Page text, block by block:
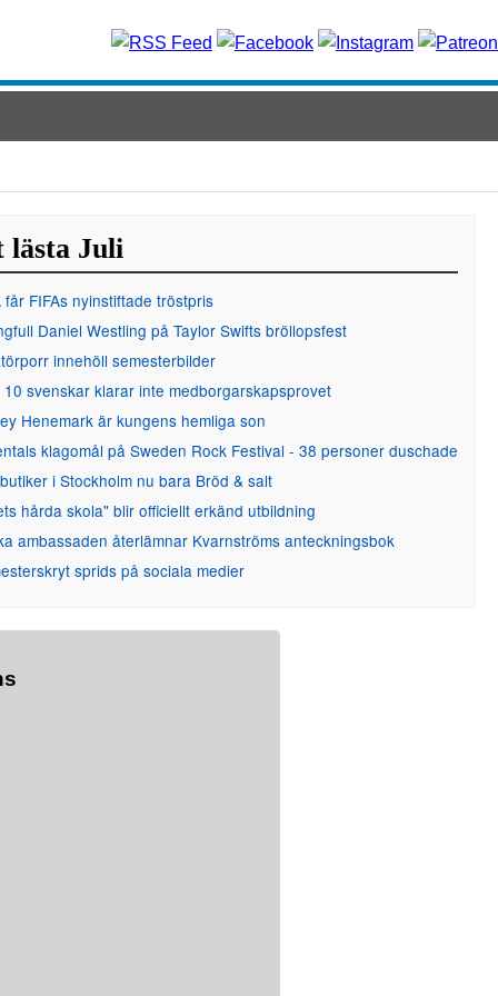
lästa Juli
får FIFAs nyinstiftade tröstpris
Daniel Westling på Taylor Swifts bröllopsfest
innehöll semesterbilder
10 svenskar klarar inte medborgarskapsprovet
Henemark är kungens hemliga son
klagomål på Sweden Rock Festival - 38 personer duschade
i Stockholm nu bara Bröd & salt
hårda skola" blir officiellt erkänd utbildning
ambassaden återlämnar Kvarnströms anteckningsbok
sprids på sociala medier